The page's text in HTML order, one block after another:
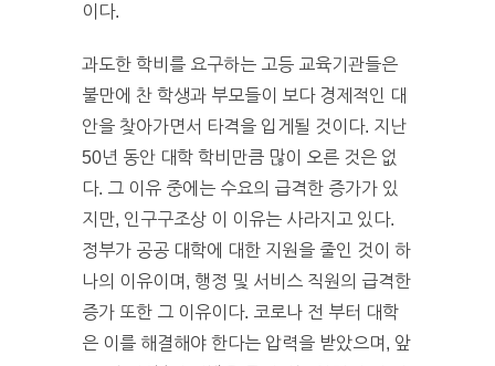
이다.
과도한 학비를 요구하는 고등 교육기관들은
불만에 찬 학생과 부모들이 보다 경제적인 대
안을 찾아가면서 타격을 입게될 것이다. 지난
50년 동안 대학 학비만큼 많이 오른 것은 없
다. 그 이유 중에는 수요의 급격한 증가가 있
지만, 인구구조상 이 이유는 사라지고 있다.
정부가 공공 대학에 대한 지원을 줄인 것이 하
나의 이유이며, 행정 및 서비스 직원의 급격한
증가 또한 그 이유이다. 코로나 전 부터 대학
은 이를 해결해야 한다는 압력을 받았으며, 앞